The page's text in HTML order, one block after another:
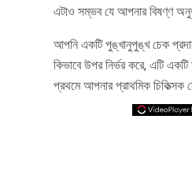
এটাও সম্ভব যে আপনার বিষণ্ণ
আপনি একটি পুঙ্খানুপুঙ্খ চেক
কিভাবে উপর নির্ভর করে, এটি একটি
প্রথমে আপনার প্রাথমিক